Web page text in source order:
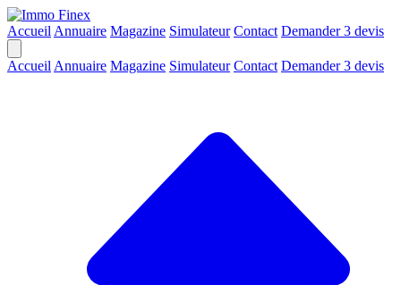
Accueil Annuaire Magazine Simulateur Contact Demander 3 devis
Accueil Annuaire Magazine Simulateur Contact Demander 3 devis